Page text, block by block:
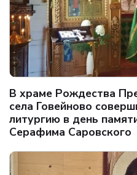
В храме Рождества
села Говейново
литургию в день
Серафима Саровского